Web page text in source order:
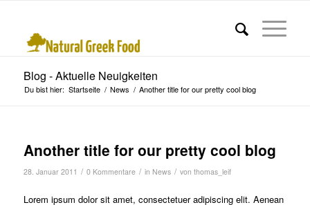
Blog - Aktuelle Neuigkeiten
Du bist hier: Startseite / News / Another title for our pretty cool blog
Another title for our pretty cool blog
28. Januar 2011 / 0 Kommentare / in News / von thomas_leif
Lorem ipsum dolor sit amet, consectetuer adipiscing elit. Aenean